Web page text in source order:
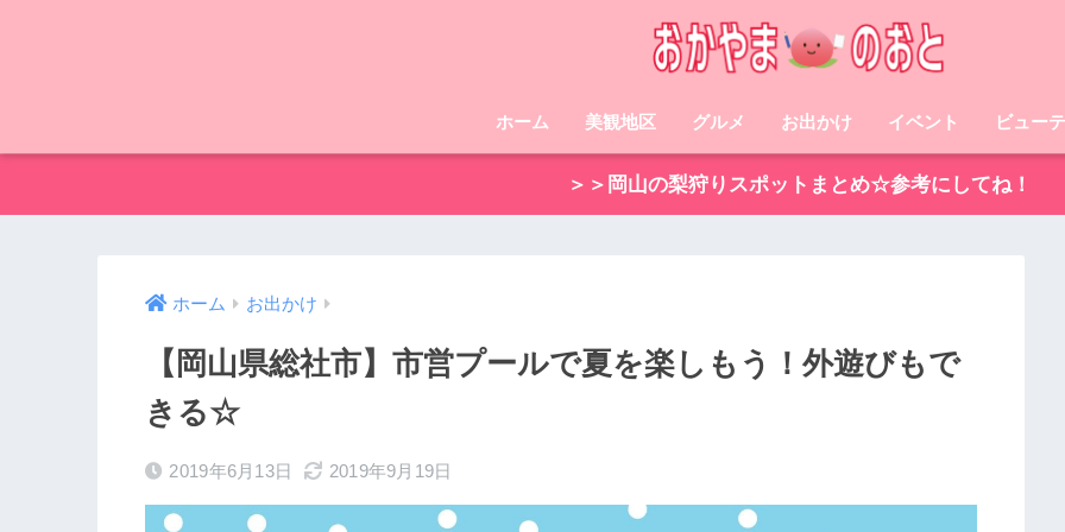
ホーム 美観地区 グルメ お出かけ イベント ビュー
＞＞岡山の梨狩りスポットまとめ☆参考にしてね！
ホーム お出かけ
【岡山県総社市】市営プールで夏を楽しもう！外遊びもで
きる☆
2019年6月13日 2019年9月19日